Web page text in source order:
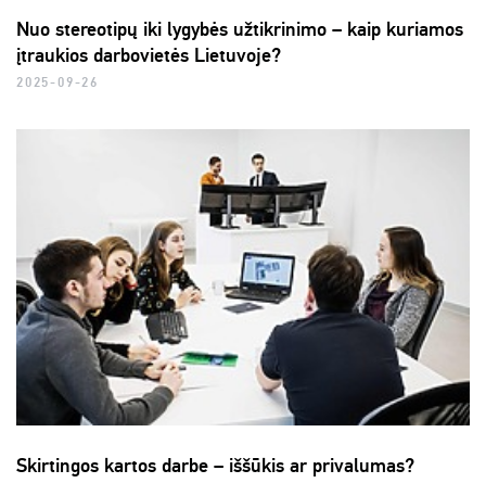
Nuo stereotipų iki lygybės užtikrinimo – kaip kuriamos
įtraukios darbovietės Lietuvoje?
2025-09-26
Skirtingos kartos darbe – iššūkis ar privalumas?